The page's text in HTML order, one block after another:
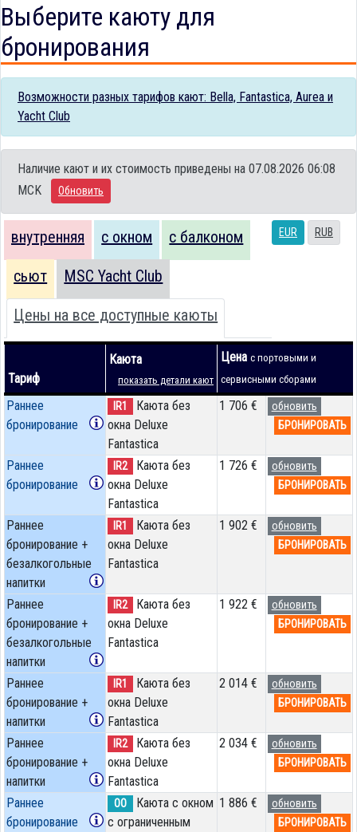
Выберите каюту для
бронирования
Возможности разных тарифов кают: Bella, Fantastica, Aurea и
Yacht Club
Наличие кают и их стоимость приведены на 07.08.2026 06:08
MCK
Обновить
EUR RUB
внутренняя с окном с балконом
сьют MSC Yacht Club
Цены на все доступные каюты
Тариф
Каюта
показать детали кают
Цена с портовыми и
сервисными сборами
Раннее
бронирование
IR1
Каюта без
окна Deluxe
Fantastica
1 706 €
обновить
БРОНИРОВАТЬ
Раннее
бронирование
IR2
Каюта без
окна Deluxe
Fantastica
1 726 €
обновить
БРОНИРОВАТЬ
Раннее
бронирование +
безалкогольные
напитки
IR1
Каюта без
окна Deluxe
Fantastica
1 902 €
обновить
БРОНИРОВАТЬ
Раннее
бронирование +
безалкогольные
напитки
IR2
Каюта без
окна Deluxe
Fantastica
1 922 €
обновить
БРОНИРОВАТЬ
Раннее
бронирование +
напитки
IR1
Каюта без
окна Deluxe
Fantastica
2 014 €
обновить
БРОНИРОВАТЬ
Раннее
бронирование +
напитки
IR2
Каюта без
окна Deluxe
Fantastica
2 034 €
обновить
БРОНИРОВАТЬ
Раннее
бронирование
OO
Каюта с окном
с ограниченным
1 886 €
обновить
БРОНИРОВАТЬ